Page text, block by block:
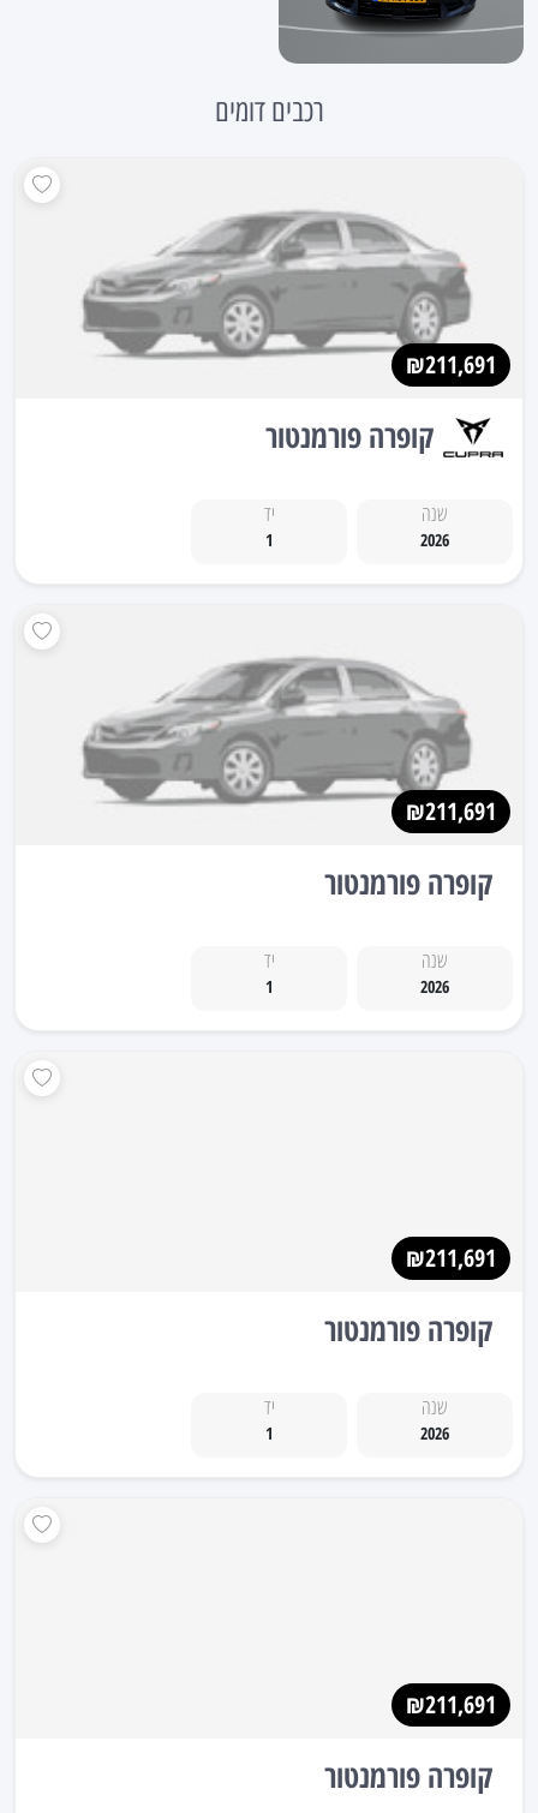
רכבים דומים
₪211,691
קופרה פורמנטור
שנה
2026
יד
1
₪211,691
קופרה פורמנטור
שנה
2026
יד
1
₪211,691
קופרה פורמנטור
שנה
2026
יד
1
₪211,691
קופרה פורמנטור